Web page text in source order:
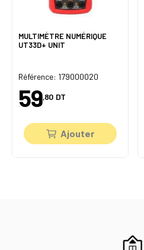
MULTIMÈTRE NUMÉRIQUE
UT33D+ UNIT
Référence: 179000020
59,80 DT
Ajouter